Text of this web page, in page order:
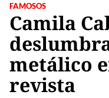
FAMOSOS
Camila
metálico
revista